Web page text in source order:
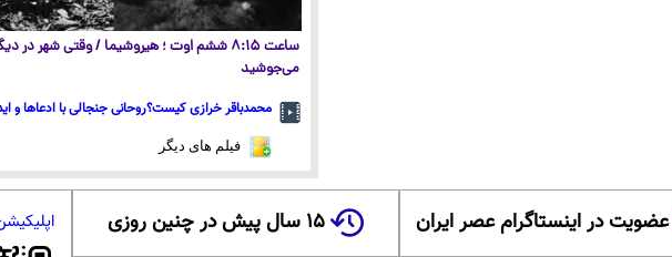
ساعت ۸:۱۵ ششم اوت ؛ هیروشیما / وقتی شهر در
می‌جوشید
محمدباقر خرازی کیست؟روحانی جنجالی با ادعاها و
فیلم های دیگر
عضویت در اینستاگرام عصر ایران ۱۵ سال پیش در چنین روزی